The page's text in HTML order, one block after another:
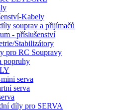
Kabely
souprav a přijímačů
- příslušenství
Stabilizátory
pro RC Soupravy
popruhy
serva
serva
díly pro SERVA